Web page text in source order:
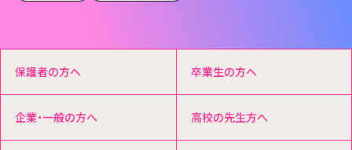
保護者の方へ 卒業生の方へ
企業・一般の方へ 高校の先生方へ